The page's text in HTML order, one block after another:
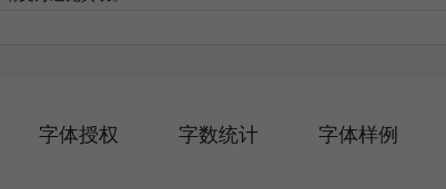
字体授权 字数统计 字体样例